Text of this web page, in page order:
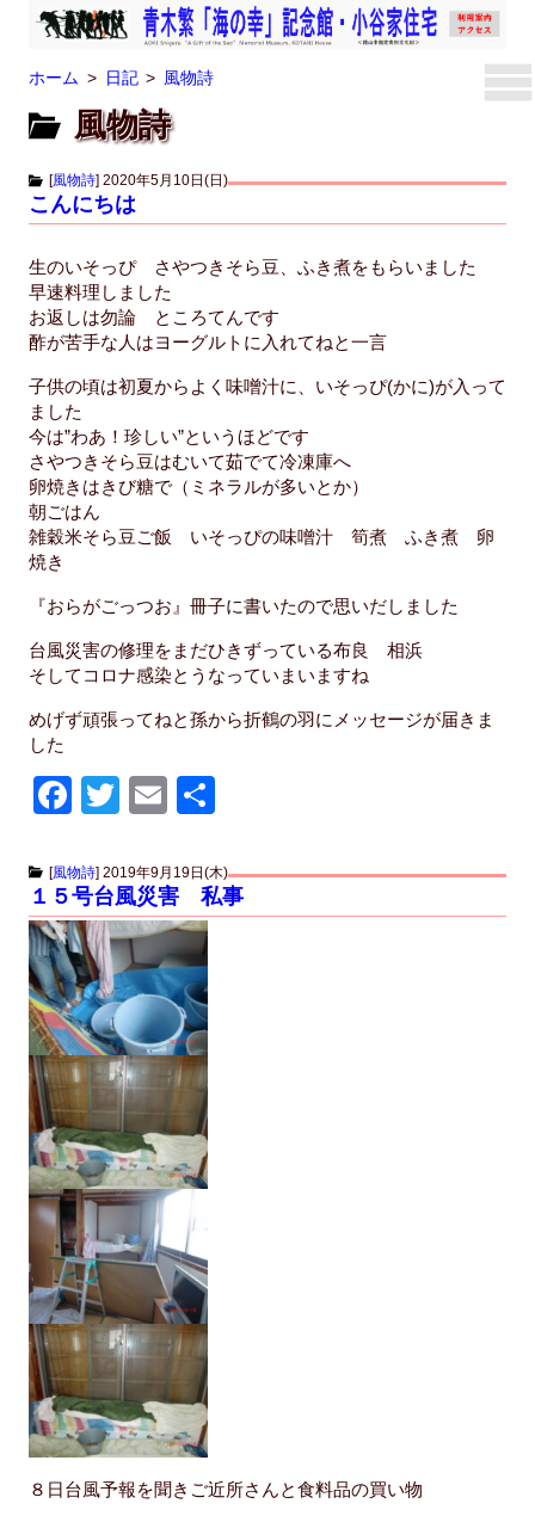
ホーム 日記 風物詩
風物詩
[風物詩] 2020年5月10日(日)
こんにちは
生のいそっぴ さやつきそら豆、ふき煮をもらいました
早速料理しました
お返しは勿論 ところてんです
酢が苦手な人はヨーグルトに入れてねと一言
子供の頃は初夏からよく味噌汁に、いそっぴ(かに)が入って
ました
今は”わあ！珍しい”というほどです
さやつきそら豆はむいて茹でて冷凍庫へ
卵焼きはきび糖で（ミネラルが多いとか）
朝ごはん
雑穀米そら豆ご飯 いそっぴの味噌汁 筍煮 ふき煮 卵
焼き
『おらがごっつお』冊子に書いたので思いだしました
台風災害の修理をまだひきずっている布良 相浜
そしてコロナ感染とうなっていまいますね
めげず頑張ってねと孫から折鶴の羽にメッセージが届きま
した
F
c
e
b
o
o
k
T
tt
er
E
ail
[風物詩] 2019年9月19日(木)
１５号台風災害 私事
８日台風予報を聞きご近所さんと食料品の買い物